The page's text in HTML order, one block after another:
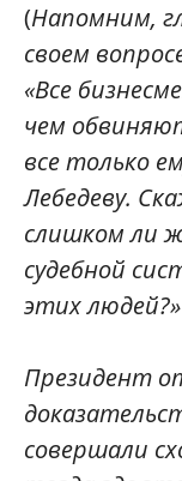
(Напомним,
своем
«Все
чем
все только
Лебедеву.
слишком ли
судебной
этих людей?»
Президент
совершали